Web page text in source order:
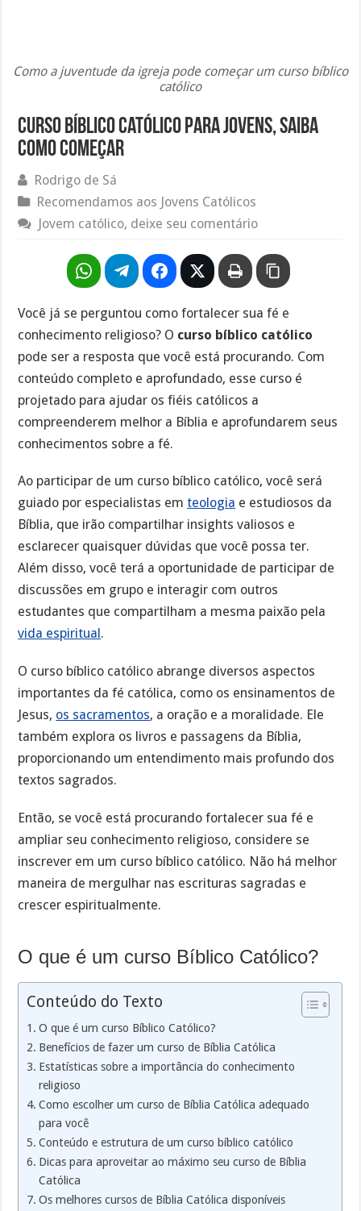
Como a juventude da igreja pode começar um curso bíblico
católico
Curso bíblico católico para jovens, saiba
como começar
Rodrigo de Sá
Recomendamos aos Jovens Católicos
Jovem católico, deixe seu comentário
Você já se perguntou como fortalecer sua fé e
conhecimento religioso? O curso bíblico católico
pode ser a resposta que você está procurando. Com
conteúdo completo e aprofundado, esse curso é
projetado para ajudar os fiéis católicos a
compreenderem melhor a Bíblia e aprofundarem seus
conhecimentos sobre a fé.
Ao participar de um curso bíblico católico, você será
guiado por especialistas emteologia e estudiosos da
Bíblia, que irão compartilhar insights valiosos e
esclarecer quaisquer dúvidas que você possa ter.
Além disso, você terá a oportunidade de participar de
discussões em grupo e interagir com outros
estudantes que compartilham a mesma paixão pela
vida espiritual .
O curso bíblico católico abrange diversos aspectos
importantes da fé católica, como os ensinamentos de
Jesus, os sacramentos, a oração e a moralidade. Ele
também explora os livros e passagens da Bíblia,
proporcionando um entendimento mais profundo dos
textos sagrados.
Então, se você está procurando fortalecer sua fé e
ampliar seu conhecimento religioso, considere se
inscrever em um curso bíblico católico. Não há melhor
maneira de mergulhar nas escrituras sagradas e
crescer espiritualmente.
O que é um curso Bíblico Católico?
Conteúdo do Texto
O que é um curso Bíblico Católico?
Benefícios de fazer um curso de Bíblia Católica
Estatísticas sobre a importância do conhecimento
religioso
Como escolher um curso de Bíblia Católica adequado
para você
Conteúdo e estrutura de um curso bíblico católico
Dicas para aproveitar ao máximo seu curso de Bíblia
Católica
Os melhores cursos de Bíblia Católica disponíveis